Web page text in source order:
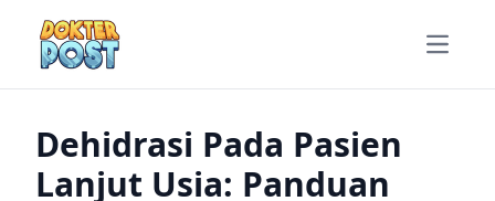
Open
Dehidrasi Pada Pasien
Lanjut Usia: Panduan